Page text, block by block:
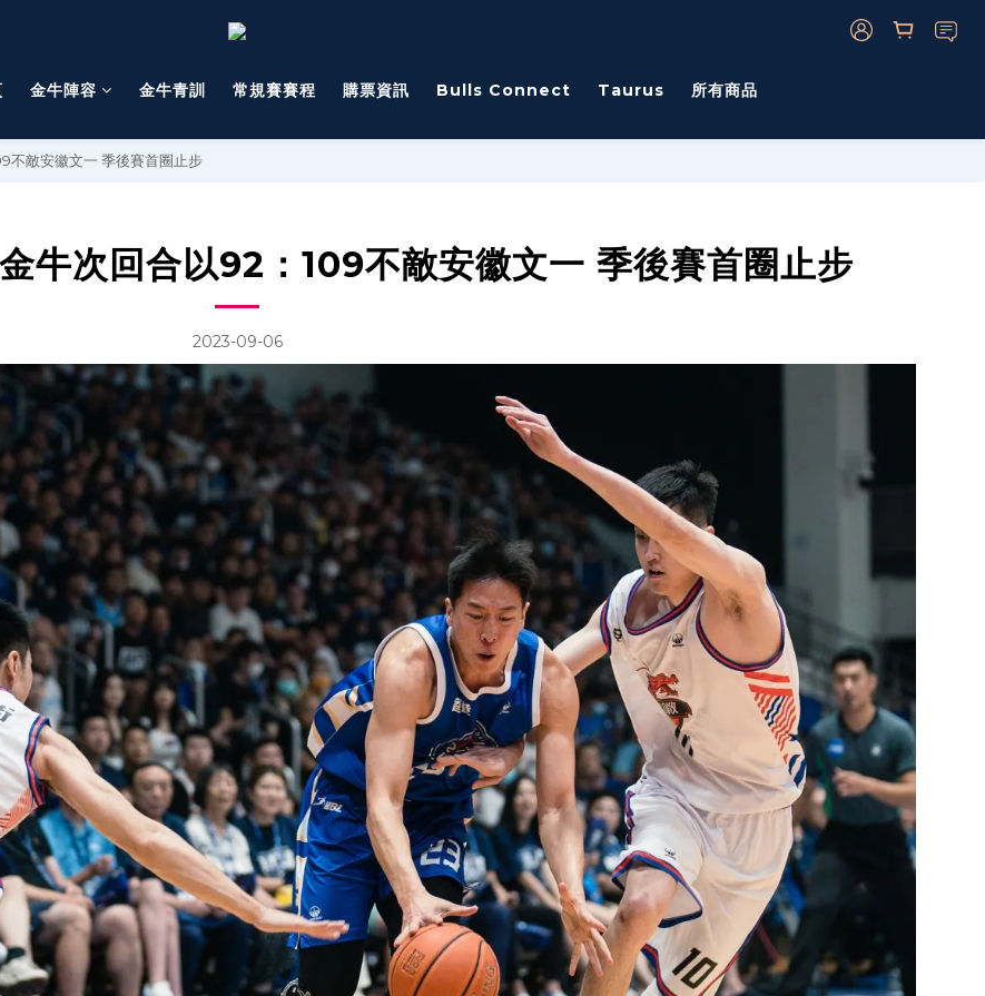
金牛陣容 金牛青訓 常規賽賽程 購票資訊 Bulls Connect Taurus 所有商品
不敵安徽文一 季後賽首圈止步
牛次回合以92：109不敵安徽文一 季後賽首圈止步
2023-09-06